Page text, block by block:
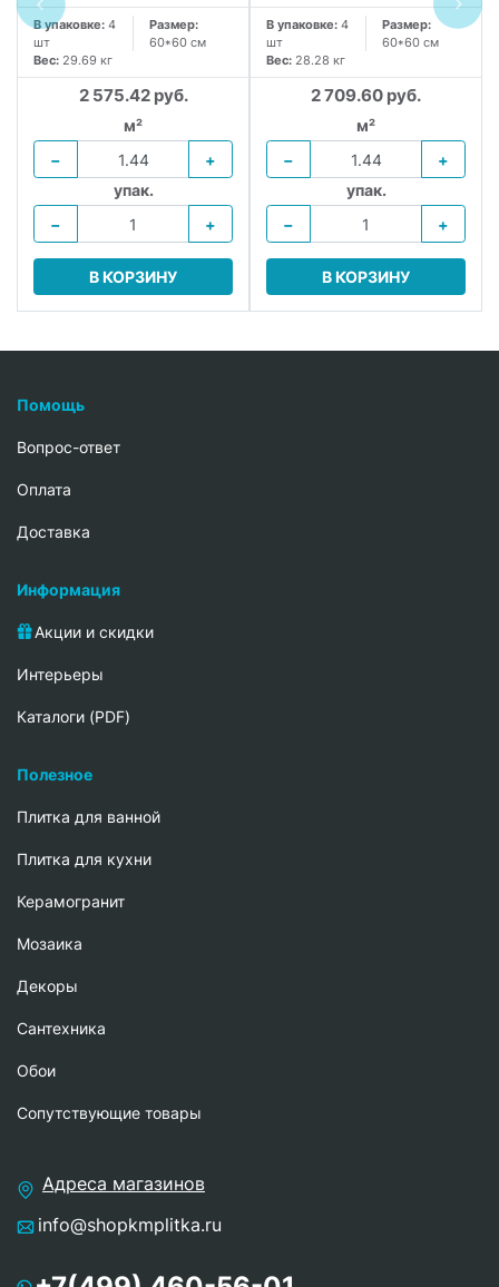
В упаковке: 4
шт
Размер:
60*60 см
Вес: 29.69 кг
2 575.42 руб.
м²
−
+
упак.
−
+
В КОРЗИНУ
В упаковке: 4
шт
Размер:
60*60 см
Вес: 28.28 кг
2 709.60 руб.
м²
−
+
упак.
−
+
В КОРЗИНУ
Помощь
Вопрос-ответ
Oплата
Доставка
Информация
Акции и скидки
Интерьеры
Каталоги (PDF)
Полезное
Плитка для ванной
Плитка для кухни
Керамогранит
Мозаика
Декоры
Сантехника
Обои
Сопутствующие товары
Адреса магазинов
info@shopkmplitka.ru